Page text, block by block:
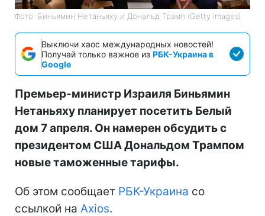
Фото: Биньямин Нетаньяху и Дональд Трамп (Getty Images)
Выключи хаос международных новостей!
Получай только важное из РБК-Украина в
Google
Премьер-министр Израиля Биньямин
Нетаньяху планирует посетить Белый
дом 7 апреля. Он намерен обсудить с
президентом США Дональдом Трампом
новые таможенные тарифы.
Об этом сообщает РБК-Украина со
ссылкой на Axios.